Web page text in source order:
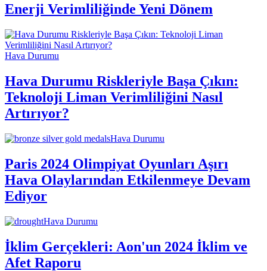
Enerji Verimliliğinde Yeni Dönem
Hava Durumu
Hava Durumu Riskleriyle Başa Çıkın:
Teknoloji Liman Verimliliğini Nasıl
Artırıyor?
Hava Durumu
Paris 2024 Olimpiyat Oyunları Aşırı
Hava Olaylarından Etkilenmeye Devam
Ediyor
Hava Durumu
İklim Gerçekleri: Aon'un 2024 İklim ve
Afet Raporu